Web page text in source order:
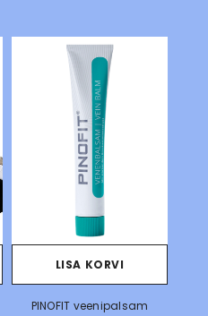
LISA KORVI
PINOFIT veenipalsam